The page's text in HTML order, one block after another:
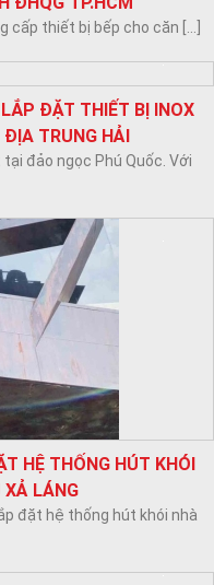
hút khói bếp cho nhà ăn
KHÓI NHÀ HÀNG
hút khói nhà hàng Cá Lóc